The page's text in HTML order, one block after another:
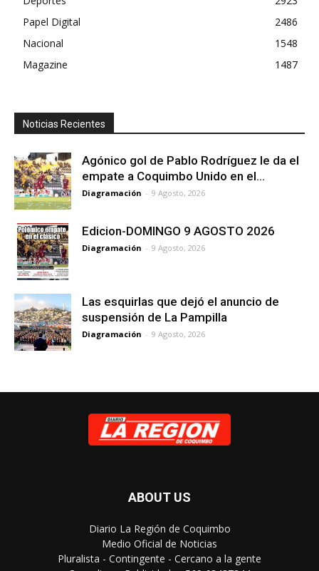
Papel Digital
2486
Nacional
1548
Magazine
1487
Noticias Recientes
Agónico gol de Pablo Rodríguez le da el
empate a Coquimbo Unido en el...
Diagramación - 9 Agosto, 2026
Edicion-DOMINGO 9 AGOSTO 2026
Diagramación - 9 Agosto, 2026
Las esquirlas que dejó el anuncio de
suspensión de La Pampilla
Diagramación - 9 Agosto, 2026
ABOUT US
Diario La Región de Coquimbo
Medio Oficial de Noticias
Pluralista - Contingente - Cercano a la gente